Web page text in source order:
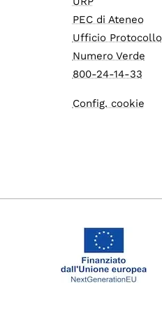
PEC di Ateneo
Ufficio Protocollo
Numero Verde
800-24-14-33
Config. cookie